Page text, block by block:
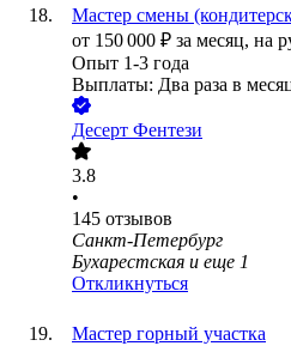
Мастер смены
от 150 000 ₽ за месяц, на
Опыт 1-3 года
Выплаты: Два раза в
Десерт Фентези
3.8
•
145 отзывов
Санкт-Петербург
Бухарестская и еще 1
Откликнуться
Мастер горный участка